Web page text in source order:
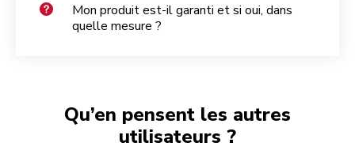
Mon produit est-il garanti et si oui, dans
quelle mesure ?
Qu’en pensent les autres
utilisateurs ?